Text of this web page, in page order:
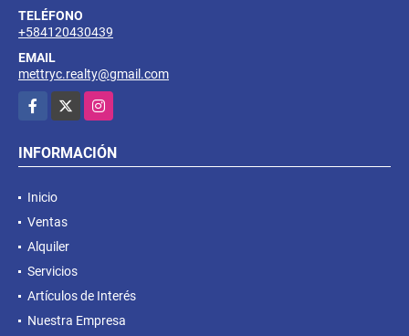
TELÉFONO
+584120430439
EMAIL
mettryc.realty@gmail.com
Facebook
Instagram
INFORMACIÓN
Inicio
Ventas
Alquiler
Servicios
Artículos de Interés
Nuestra Empresa